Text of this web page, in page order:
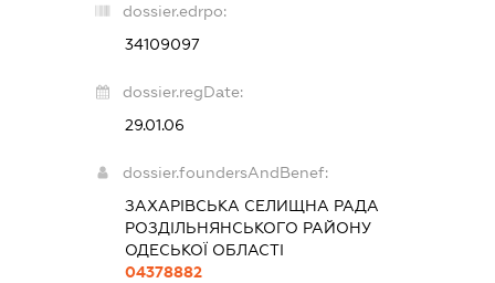
dossier.edrpo:
34109097
dossier.regDate:
29.01.06
dossier.foundersAndBenef:
ЗАХАРІВСЬКА СЕЛИЩНА РАДА
РОЗДІЛЬНЯНСЬКОГО РАЙОНУ
ОДЕСЬКОЇ ОБЛАСТІ
04378882